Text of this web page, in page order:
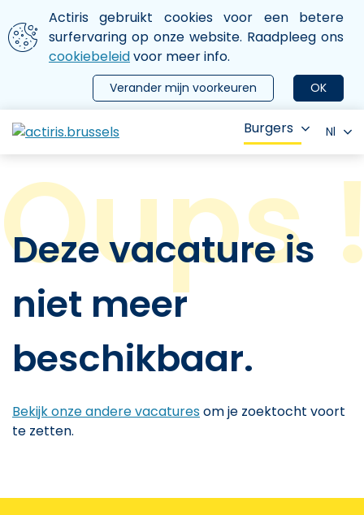
Aller au contenu principal
We gebruiken cookies
Actiris gebruikt cookies voor een betere
surfervaring op onze website. Raadpleeg ons
cookiebeleidvoor meer info.
OK
Verander mijn voorkeuren
le menu
Burgers Nl
Deze vacature is
niet meer
beschikbaar.
Bekijk onze andere vacaturesom je zoektocht voort
te zetten.